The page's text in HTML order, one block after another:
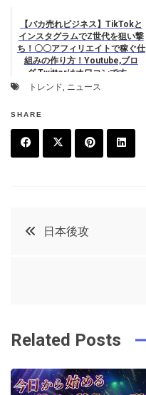
【バカ売れビジネス】TikTokと
インスタグラムでZ世代を狙い撃
ち！〇〇アフィリエイトで稼ぐ仕
組みの作り方！Youtube,ブロ
グ,Twitterはオワコンです。
トレンド, ニュース
SHARE
k
t
e
t
投
ビ
ゲ
日本後攻
Related Posts